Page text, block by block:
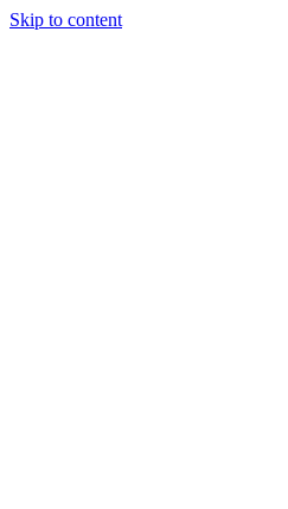
Skip to content